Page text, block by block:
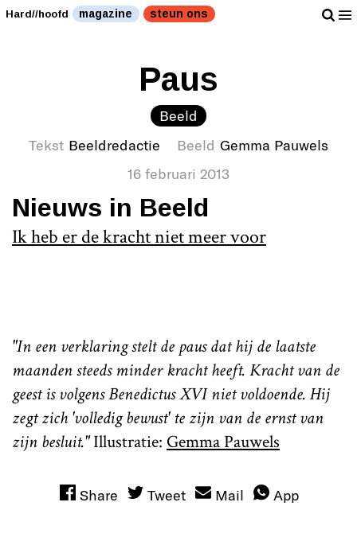
Hard//hoofd magazine steun ons
Paus
Beeld
Tekst Beeldredactie Beeld Gemma Pauwels
16 februari 2013
Nieuws in Beeld
Ik heb er de kracht niet meer voor
"In een verklaring stelt de paus dat hij de laatste
maanden steeds minder kracht heeft. Kracht van de
geest is volgens Benedictus XVI niet voldoende. Hij
zegt zich 'volledig bewust' te zijn van de ernst van
zijn besluit."Illustratie: Gemma Pauwels
Share Tweet Mail App